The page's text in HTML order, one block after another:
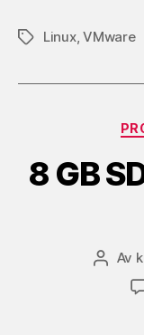
Etiketter
Linux,VMware
8 GB
Av